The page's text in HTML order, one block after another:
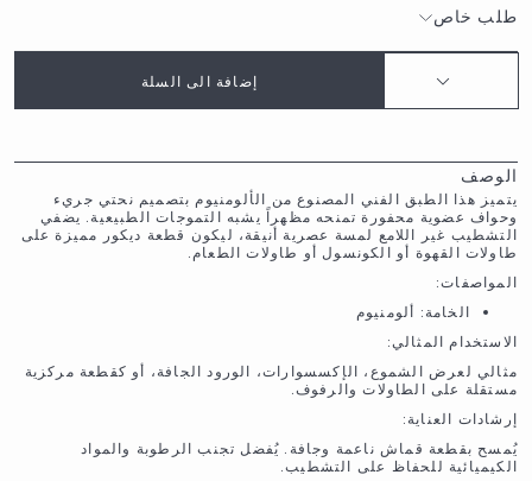
طلب خاص
إضافة الى السلة
الوصف
يتميز هذا الطبق الفني المصنوع من الألومنيوم بتصميم نحتي جريء
وحواف عضوية محفورة تمنحه مظهراً يشبه التموجات الطبيعية. يضفي
التشطيب غير اللامع لمسة عصرية أنيقة، ليكون قطعة ديكور مميزة على
طاولات القهوة أو الكونسول أو طاولات الطعام.
المواصفات:
الخامة: ألومنيوم
الاستخدام المثالي:
مثالي لعرض الشموع، الإكسسوارات، الورود الجافة، أو كقطعة مركزية
مستقلة على الطاولات والرفوف.
إرشادات العناية:
يُمسح بقطعة قماش ناعمة وجافة. يُفضل تجنب الرطوبة والمواد
الكيميائية للحفاظ على التشطيب.